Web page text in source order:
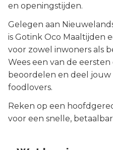
en openingstijden.
Gelegen aan
is Gotink Oco Maaltijden
voor zowel inwoners als
Wees een van de
beoordelen en deel
foodlovers.
Reken op een
voor een snelle,